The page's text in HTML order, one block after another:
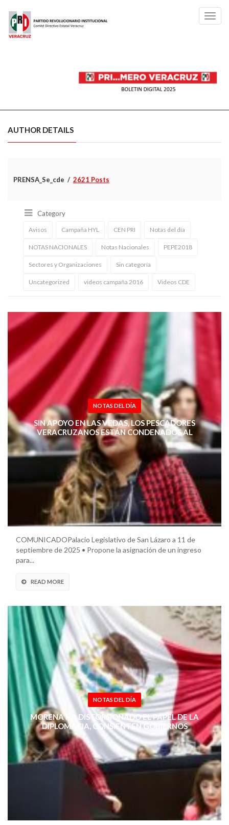
AUTHOR DETAILS
PRENSA_Se_cde 2621 Posts
Category
Avisos Campaña HYL CEN PRI Notas del día
NOTAS NACIONALES Notas Nacionales PEPE2018
Sectores y Organizaciones Sin categoría
Uncategorized videos campaña 2016 Videos CDE
NOTAS DEL DÍA
SIN APOYO EN LAS VEDAS, LOS PESCADORES
VERACRUZANOS ESTÁN CONDENADOS AL
ABANDONO: LORENA PIÑÓN RIVERA
COMUNICADOPalacio Legislativo de San Lázaro a 11 de
septiembre de 2025 • Propone la asignación de un ingreso
para...
READ MORE
NOTAS DEL DÍA
MORENA HA DISTORSIONADO EL PAPEL DE LA
DIPLOMACIA, CONSIENTEN GOBIERNOS
AUTORITARIOS: LORENA PIÑÓN RIVERA